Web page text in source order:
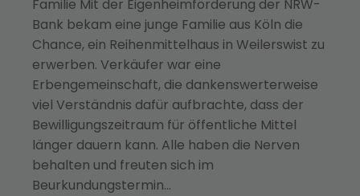
Familie Mit der Eigenheimförderung der NRW-
Bank bekam eine junge Familie aus Köln die
Chance, ein Reihenmittelhaus in Weilerswist zu
erwerben. Verkäufer war eine
Erbengemeinschaft, die dankenswerterweise
viel Verständnis dafür aufbrachte, dass der
Bewilligungszeitraum für öffentliche Mittel
länger dauern kann. Alle haben die Nerven
behalten und freuten sich im
Beurkundungstermin…